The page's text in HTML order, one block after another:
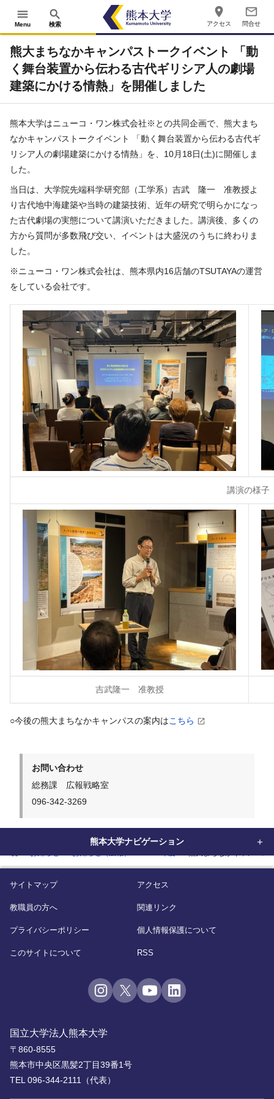
menu
Menu
search
検索
place
アクセス
mail_outline
問合せ
home
熊大まちなかキャンパストークイベント 「動
く舞台装置から伝わる古代ギリシア人の劇場
建築にかける情熱」を開催しました
熊本大学はニューコ・ワン株式会社※との共同企画で、熊大まち
なかキャンパストークイベント 「動く舞台装置から伝わる古代ギ
リシア人の劇場建築にかける情熱」を、10月18日(土)に開催しま
した。
当日は、大学院先端科学研究部（工学系）吉武 隆一 准教授よ
り古代地中海建築や当時の建築技術、近年の研究で明らかになっ
た古代劇場の実態について講演いただきました。講演後、多くの
方から質問が多数飛び交い、イベントは大盛況のうちに終わりま
した。
※ニューコ・ワン株式会社は、熊本県内16店舗のTSUTAYAの運営
をしている会社です。
講演の様子
吉武隆一 准教授
○今後の熊大まちなかキャンパスの案内はこちら
お問い合わせ
総務課 広報戦略室
096-342-3269
熊本大学ナビゲーション
国立大学法人熊本大学
〒860-8555
熊本市中央区黒髪2丁目39番1号
TEL 096-344-2111（代表）
サイトマップ アクセス
教職員の方へ 関連リンク
プライバシーポリシー 個人情報保護について
このサイトについて RSS